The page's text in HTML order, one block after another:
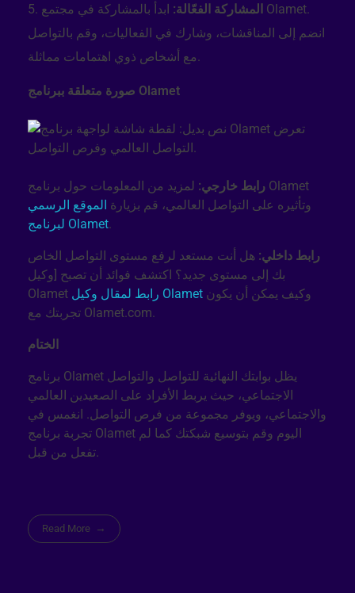
المشاركة الفعّالة: ابدأ بالمشاركة في مجتمع Olamet.
انضم إلى المناقشات، وشارك في الفعاليات، وقم بالتواصل
مع أشخاص ذوي اهتمامات مماثلة.
صورة متعلقة ببرنامج Olamet
رابط خارجي: لمزيد من المعلومات حول برنامج Olamet
وتأثيره على التواصل العالمي، قم بزيارة الموقع الرسمي
لبرنامج Olamet.
رابط داخلي: هل أنت مستعد لرفع مستوى التواصل الخاص
بك إلى مستوى جديد؟ اكتشف فوائد أن تصبح [وكيل
Olamet
رابط لمقال وكيل Olamet
تجربتك مع Olamet.com.
الختام
برنامج Olamet يظل بوابتك النهائية للتواصل والتواصل
الاجتماعي، حيث يربط الأفراد على الصعيدين العالمي
والاجتماعي، ويوفر مجموعة من فرص التواصل. انغمس في
تجربة برنامج Olamet اليوم وقم بتوسيع شبكتك كما لم
تفعل من قبل.
Read More